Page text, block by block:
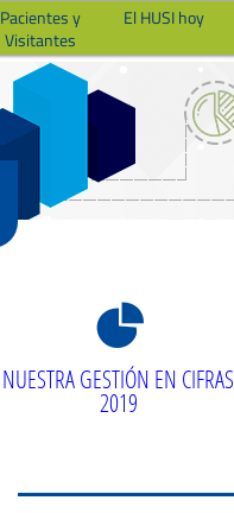
Pacientes y
Visitantes
El HUSI hoy
8
NUESTRA GESTIÓN EN CIFRAS
2019